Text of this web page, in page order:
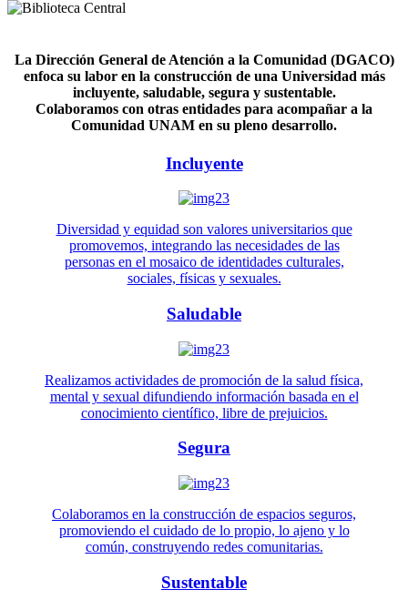
La Dirección General de Atención a la Comunidad (DGACO)
enfoca su labor en la construcción de una Universidad más
incluyente, saludable, segura y sustentable.
Colaboramos con otras entidades para acompañar a la
Comunidad UNAM en su pleno desarrollo.
Incluyente
Diversidad y equidad son valores universitarios que
promovemos, integrando las necesidades de las
personas en el mosaico de identidades culturales,
sociales, físicas y sexuales.
Saludable
Realizamos actividades de promoción de la salud física,
mental y sexual difundiendo información basada en el
conocimiento científico, libre de prejuicios.
Segura
Colaboramos en la construcción de espacios seguros,
promoviendo el cuidado de lo propio, lo ajeno y lo
común, construyendo redes comunitarias.
Sustentable